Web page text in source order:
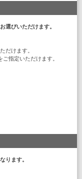
選びいただけます。
だけます。
指定いただけます。
ります。